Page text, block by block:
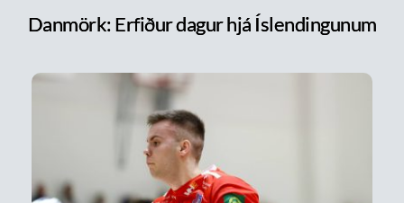
Danmörk: Erfiður dagur hjá Íslendingunum